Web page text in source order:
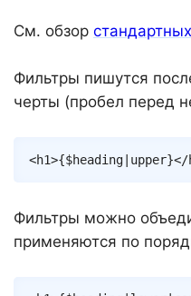
См. обзор
Фильтры пишутся
черты (пробел перед
<h1>{$heading upper}</
Фильтры можно
применяются по